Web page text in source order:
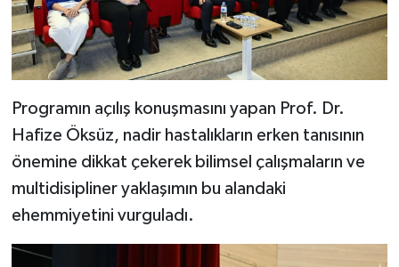
Programın açılış konuşmasını yapan Prof. Dr.
Hafize Öksüz, nadir hastalıkların erken tanısının
önemine dikkat çekerek bilimsel çalışmaların ve
multidisipliner yaklaşımın bu alandaki
ehemmiyetini vurguladı.